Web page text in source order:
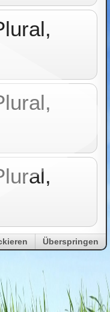
Überspringen